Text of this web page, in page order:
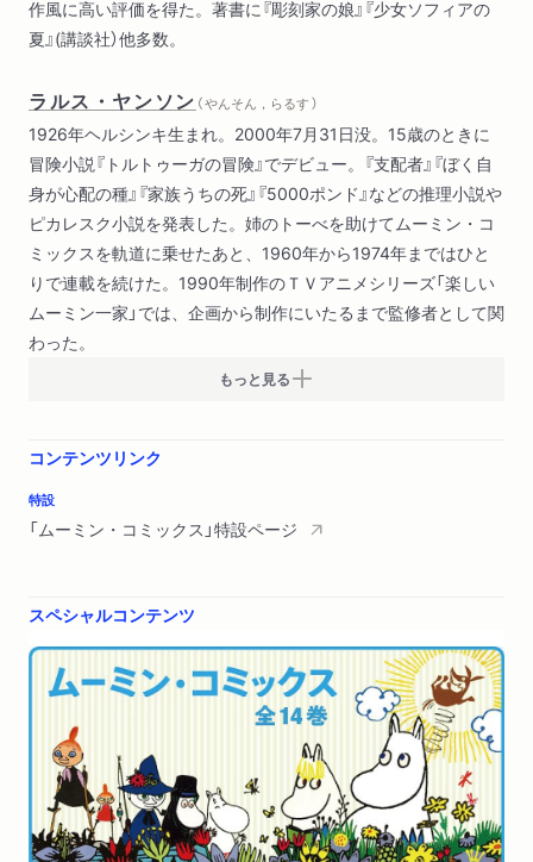
作風に高い評価を得た。著書に『彫刻家の娘』『少女ソフィアの
夏』(講談社）他多数。
ラルス・ヤンソン （ やんそん，らるす ）
1926年ヘルシンキ生まれ。2000年7月31日没。15歳のときに
冒険小説『トルトゥーガの冒険』でデビュー。『支配者』『ぼく自
身が心配の種』『家族うちの死』『5000ポンド』などの推理小説や
ピカレスク小説を発表した。姉のトーべを助けてムーミン・コ
ミックスを軌道に乗せたあと、1960年から1974年まではひと
りで連載を続けた。1990年制作のＴＶアニメシリーズ「楽しい
ムーミン一家」では、企画から制作にいたるまで監修者として関
わった。
もっと見る
コンテンツリンク
特設
「ムーミン・コミックス」特設ページ
スペシャルコンテンツ